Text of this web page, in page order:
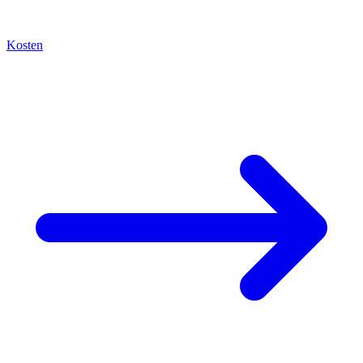
Kosten